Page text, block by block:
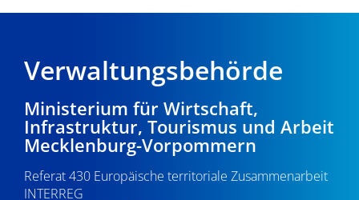
Verwaltungsbehörde
Ministerium für Wirtschaft,
Infrastruktur, Tourismus und Arbeit
Mecklenburg-Vorpommern
Referat 430 Europäische territoriale Zusammenarbeit
INTERREG